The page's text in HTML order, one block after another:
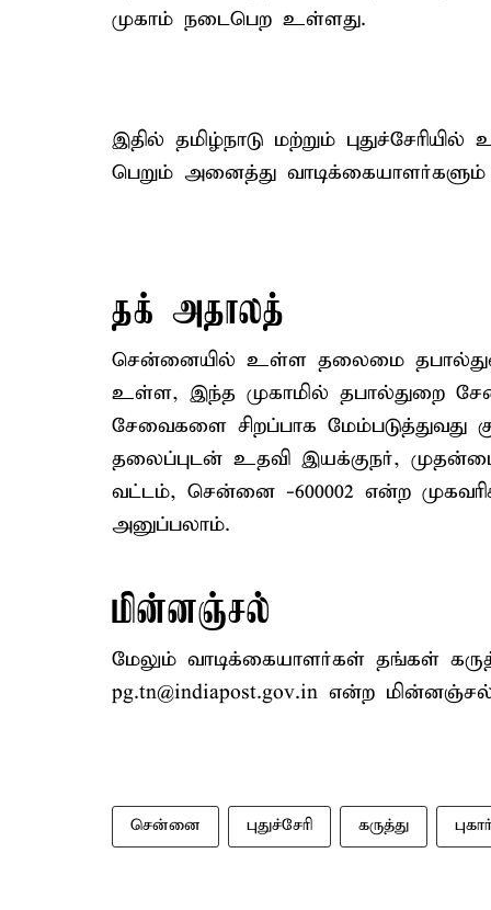
முகாம் நடைபெற உள்ளது.
இதில் தமிழ்நாடு மற்றும்
பெறும் அனைத்து
தக் அதாலத்
சென்னையில் உள்ள தலைமை
உள்ள, இந்த முகாமில் தபால்துறை
சேவைகளை சிறப்பாக
தலைப்புடன் உதவி இயக்குநர்,
வட்டம், சென்னை -600002 என்ற
அனுப்பலாம்.
மின்னஞ்சல்
மேலும் வாடிக்கையாளர்கள் தங்கள்
pg.tn@indiapost.gov.in என்ற
சென்னை புதுச்சேரி கருத்து